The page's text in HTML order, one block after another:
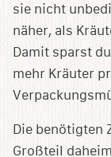
sie nicht
näher, als
Damit sparst
mehr Kräuter
Die benötigten
Großteil